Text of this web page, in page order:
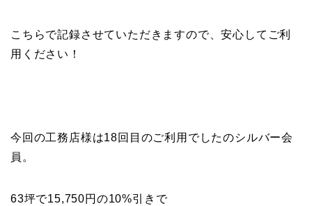
こちらで記録させていただきますので、安心してご利
用ください！
今回の工務店様は18回目のご利用でしたのシルバー会
員。
63坪で15,750円の10%引きで